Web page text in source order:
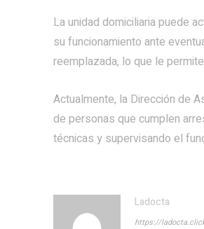
La unidad domiciliaria puede
su funcionamiento ante
reemplazada, lo que le
Actualmente, la Dirección de
de personas que cumplen
técnicas y supervisando el
Ladocta
https://